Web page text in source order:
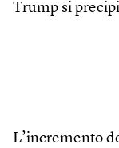
Trump si
L’incremento